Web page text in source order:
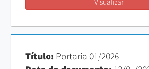
Visualizar
Título: Portaria 01/2026